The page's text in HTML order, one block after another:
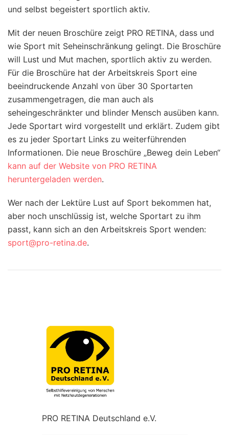
und selbst begeistert sportlich aktiv.
Mit der neuen Broschüre zeigt PRO RETINA, dass und
wie Sport mit Seheinschränkung gelingt. Die Broschüre
will Lust und Mut machen, sportlich aktiv zu werden.
Für die Broschüre hat der Arbeitskreis Sport eine
beeindruckende Anzahl von über 30 Sportarten
zusammengetragen, die man auch als
seheingeschränkter und blinder Mensch ausüben kann.
Jede Sportart wird vorgestellt und erklärt. Zudem gibt
es zu jeder Sportart Links zu weiterführenden
Informationen. Die neue Broschüre „Beweg dein Leben“
kann auf der Website von PRO RETINA
heruntergeladen werden.
Wer nach der Lektüre Lust auf Sport bekommen hat,
aber noch unschlüssig ist, welche Sportart zu ihm
passt, kann sich an den Arbeitskreis Sport wenden:
sport@pro-retina.de.
PRO RETINA Deutschland e.V.